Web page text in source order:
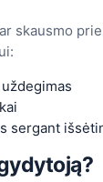
skausmo
sergant